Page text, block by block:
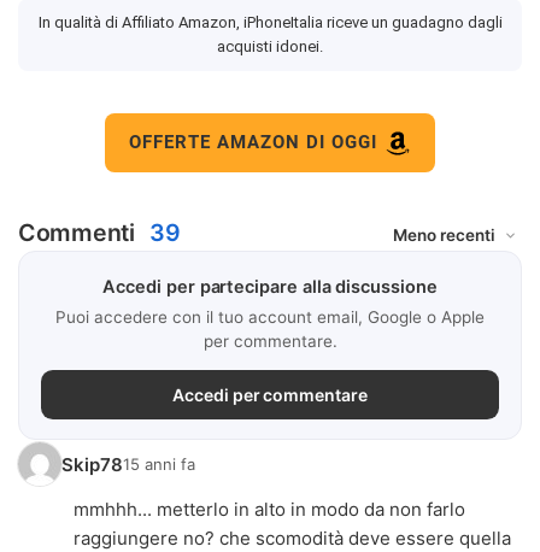
In qualità di Affiliato Amazon, iPhoneItalia riceve un guadagno dagli
acquisti idonei.
OFFERTE AMAZON DI OGGI
Commenti 39
Accedi per partecipare alla discussione
Puoi accedere con il tuo account email, Google o Apple
per commentare.
Accedi per commentare
Skip7815 anni fa
mmhhh... metterlo in alto in modo da non farlo
raggiungere no? che scomodità deve essere quella